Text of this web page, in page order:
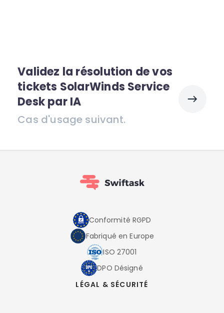
Validez la résolution de vos
tickets SolarWinds Service
Desk par IA
Cas d'usage suivant.
Conformité RGPD
Fabriqué en Europe
ISO 27001
DPO Désigné
LÉGAL & SÉCURITÉ